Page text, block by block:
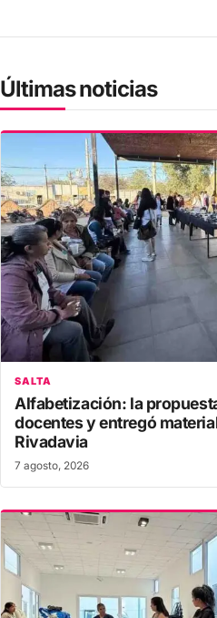
Últimas noticias
SALTA
Alfabetización: la
docentes y entregó
Rivadavia
7 agosto, 2026